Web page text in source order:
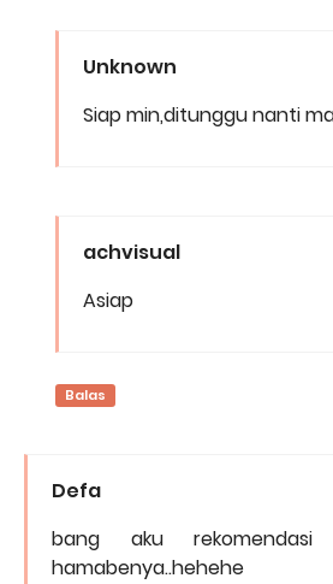
Unknown
Siap min,ditunggu nanti
achvisual
Asiap
Balas
Defa
bang aku
hamabenya..hehehe